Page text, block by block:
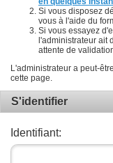
Si vous disposez
vous à l'aide du
Si vous essayez
l'administrateur ait
attente de
L'administrateur a peut-
cette page.
S'identifier
Identifiant: